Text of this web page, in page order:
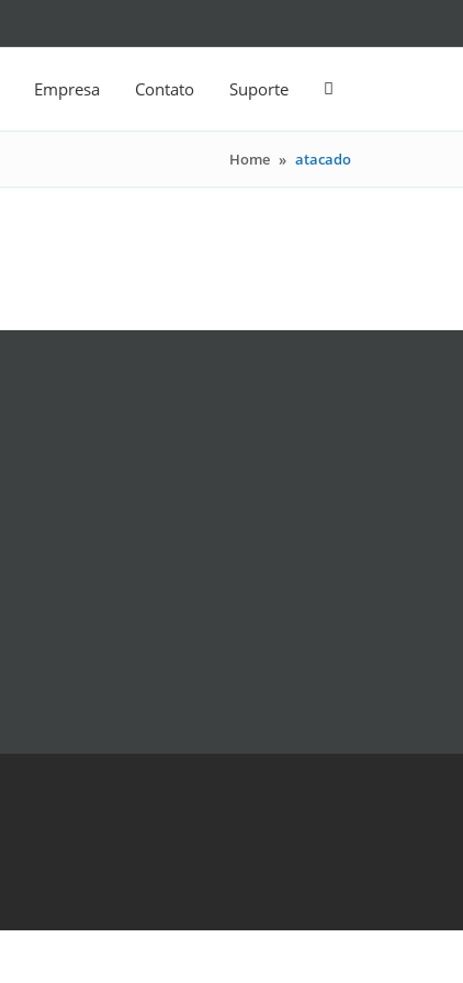
Empresa Contato Suporte
Home » atacado